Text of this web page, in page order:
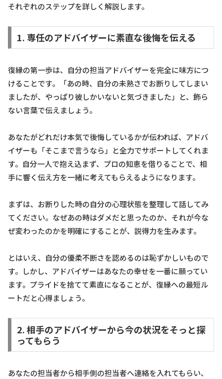
それぞれのステップを詳しく解説します。
1. 専任のアドバイザーに素直な後悔を伝える
復縁の第一歩は、自分の担当アドバイザーを完全に味方につ
けることです。「あの時、自分の未熟さでお断りしてしまい
ましたが、やっぱり彼しかいないと気づきました」と、飾ら
ない言葉で伝えましょう。
あなたがどれだけ本気で後悔しているかが伝われば、アドバ
イザーも「そこまで言うなら」と全力でサポートしてくれま
す。自分一人で抱え込まず、プロの知恵を借りることで、相
手に響く伝え方を一緒に考えてもらえるようになります。
まずは、お断りした時の自分の心理状態を整理して話してみ
てください。なぜあの時はダメだと思ったのか、それが今な
ぜ変わったのかを明確にすることが、説得力を生みます。
とはいえ、自分の優柔不断さを認めるのは恥ずかしいもので
す。しかし、アドバイザーはあなたの幸せを一番に願ってい
ます。プライドを捨てて素直になることが、復縁への最短ル
ートだと心得ましょう。
2. 相手のアドバイザーから今の状況をそっと探
ってもらう
あなたの担当者から相手側の担当者へ連絡を入れてもらい、